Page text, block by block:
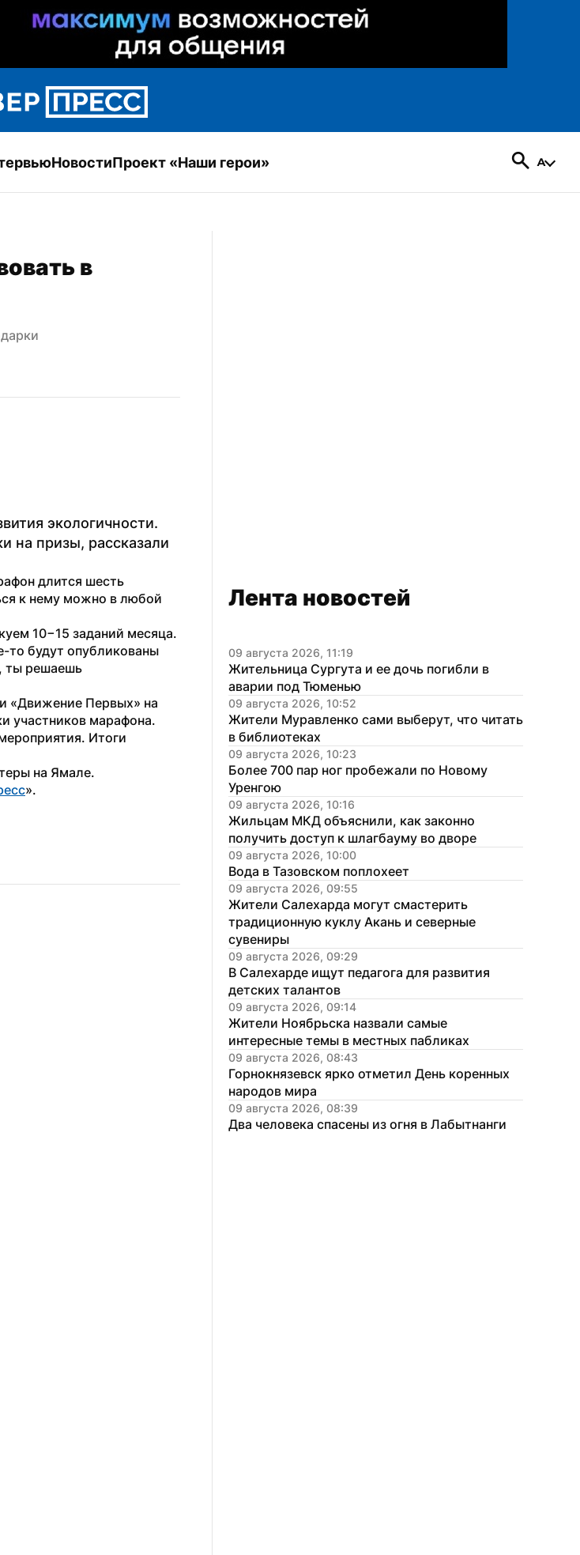
НовостиПроект «Наши герои»
в
экологичности.
на призы, рассказали
длится шесть
к нему можно в любой
10−15 заданий месяца.
то будут опубликованы
ты решаешь
«Движение Первых» на
участников марафона.
Итоги
на Ямале.
».
Лента новостей
09 августа 2026, 11:19
Жительница Сургута и ее дочь погибли в
аварии под Тюменью
09 августа 2026, 10:52
Жители Муравленко сами выберут, что читать
в библиотеках
09 августа 2026, 10:23
Более 700 пар ног пробежали по Новому
Уренгою
09 августа 2026, 10:16
Жильцам МКД объяснили, как законно
получить доступ к шлагбауму во дворе
09 августа 2026, 10:00
Вода в Тазовском поплохеет
09 августа 2026, 09:55
Жители Салехарда могут смастерить
традиционную куклу Акань и северные
сувениры
09 августа 2026, 09:29
В Салехарде ищут педагога для развития
детских талантов
09 августа 2026, 09:14
Жители Ноябрьска назвали самые
интересные темы в местных пабликах
09 августа 2026, 08:43
Горнокнязевск ярко отметил День коренных
народов мира
09 августа 2026, 08:39
Два человека спасены из огня в Лабытнанги